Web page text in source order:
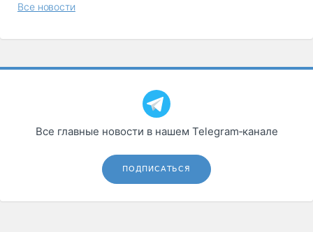
Все новости
Все главные новости в нашем Telegram‑канале
ПОДПИСАТЬСЯ